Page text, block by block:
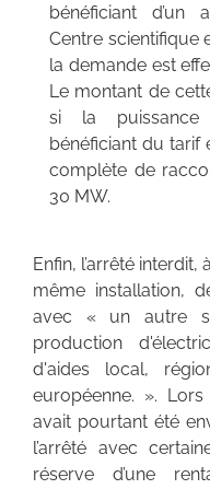
bénéficiant d’un
Centre scientifique
la demande est
Le montant de
si la puissance
bénéficiant du tarif
complète de
30 MW.
Enfin, l’arrêté
même installation,
avec « un autre
production
d'aides local,
européenne. ». Lors
avait pourtant été
l’arrêté avec
réserve d’une